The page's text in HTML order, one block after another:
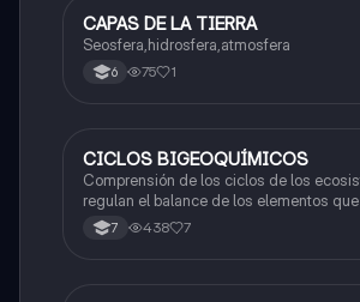
Biologia
CAPAS DE LA TIERRA
Seosfera,hidrosfera,atmosfera
6 75 1
Biologia
CICLOS BIGEOQUÍMICOS
Comprensión de los ciclos de los
regulan el balance de los elementos
7 438 7